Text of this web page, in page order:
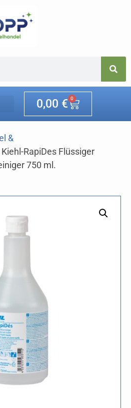
0,00 € 0
&
RapiDes Flüssiger
750 ml.